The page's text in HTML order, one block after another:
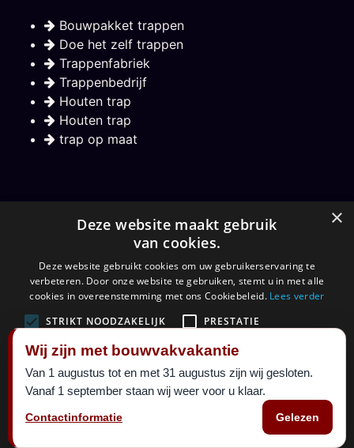
Bouwpakket trappen
Doe het zelf trappen
Trappenfabriek
Trappenbedrijf
Houten trap
Houten trap
trap op maat
Hou mij op de hoogte over nieuwe trappen
Aanmelden
©Maatkracht sinds 1999.2026 al 27 jaar een begrip in
trappen. Alle rechten voorbehouden.
Designed By
sitemap
Wij zijn met bouwvakvakantie
Van 1 augustus tot en met 31 augustus zijn wij gesloten.
Vanaf 1 september staan wij weer voor u klaar.
Contactinformatie Gelezen
×
Deze website maakt gebruik
van cookies.
Deze website gebruikt cookies om uw gebruikerservaring te
verbeteren. Door onze website te gebruiken, stemt u in met alle
cookies in overeenstemming met ons Cookiebeleid. Lees verder
STRIKT NOODZAKELIJK
PRESTATIE
TARGETING FUNCTIONEEL
ALLES ACCEPTEREN ALLES AFWIJZEN